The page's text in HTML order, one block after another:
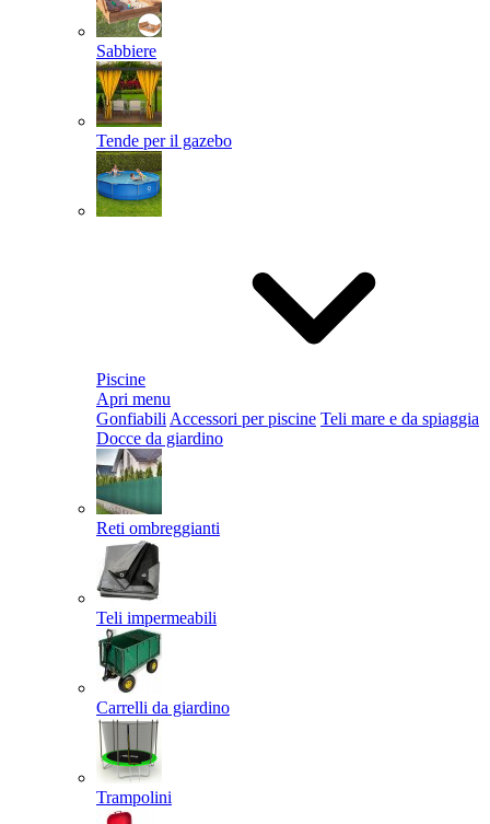
Sabbiere
Tende per il gazebo
Piscine
Apri menu
Gonfiabili Accessori per piscine Teli mare e da spiaggia
Docce da giardino
Reti ombreggianti
Teli impermeabili
Carrelli da giardino
Trampolini